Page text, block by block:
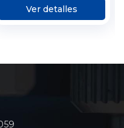
piezas de maquinaria
de piezas
Ver detalles